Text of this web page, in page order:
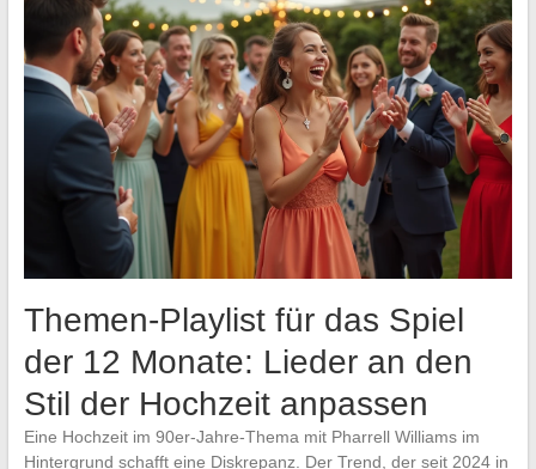
Themen-Playlist für das Spiel
der 12 Monate: Lieder an den
Stil der Hochzeit anpassen
Eine Hochzeit im 90er-Jahre-Thema mit Pharrell Williams im
Hintergrund schafft eine Diskrepanz. Der Trend, der seit 2024 in